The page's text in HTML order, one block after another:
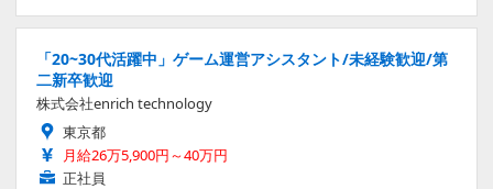
「20~30代活躍中」ゲーム運営アシスタント/未経験歓迎/第
二新卒歓迎
株式会社enrich technology
東京都
月給26万5,900円～40万円
正社員